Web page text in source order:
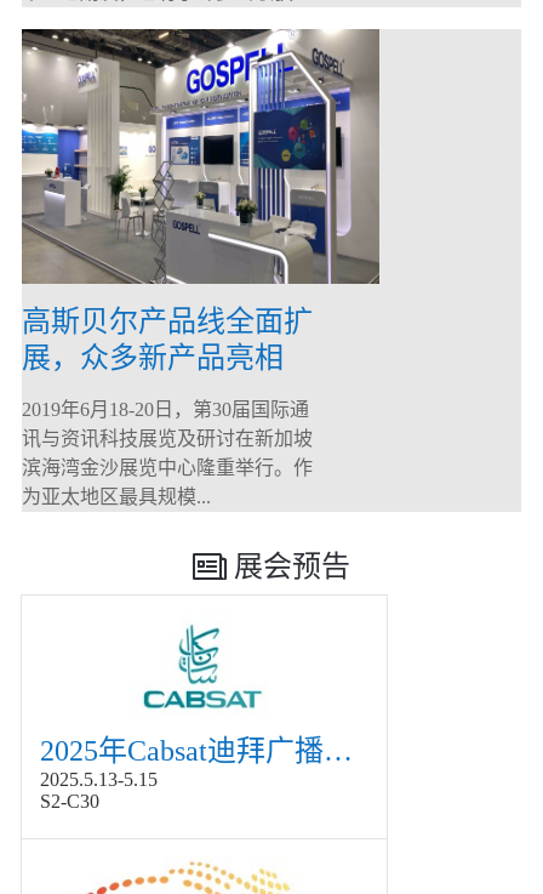
高斯贝尔产品线全面扩
展，众多新产品亮相
CommunicAsia 2019
2019年6月18-20日，第30届国际通
讯与资讯科技展览及研讨在新加坡
滨海湾金沙展览中心隆重举行。作
为亚太地区最具规模...
展会预告
2025年Cabsat迪拜广播电视展
2025.5.13-5.15
S2-C30